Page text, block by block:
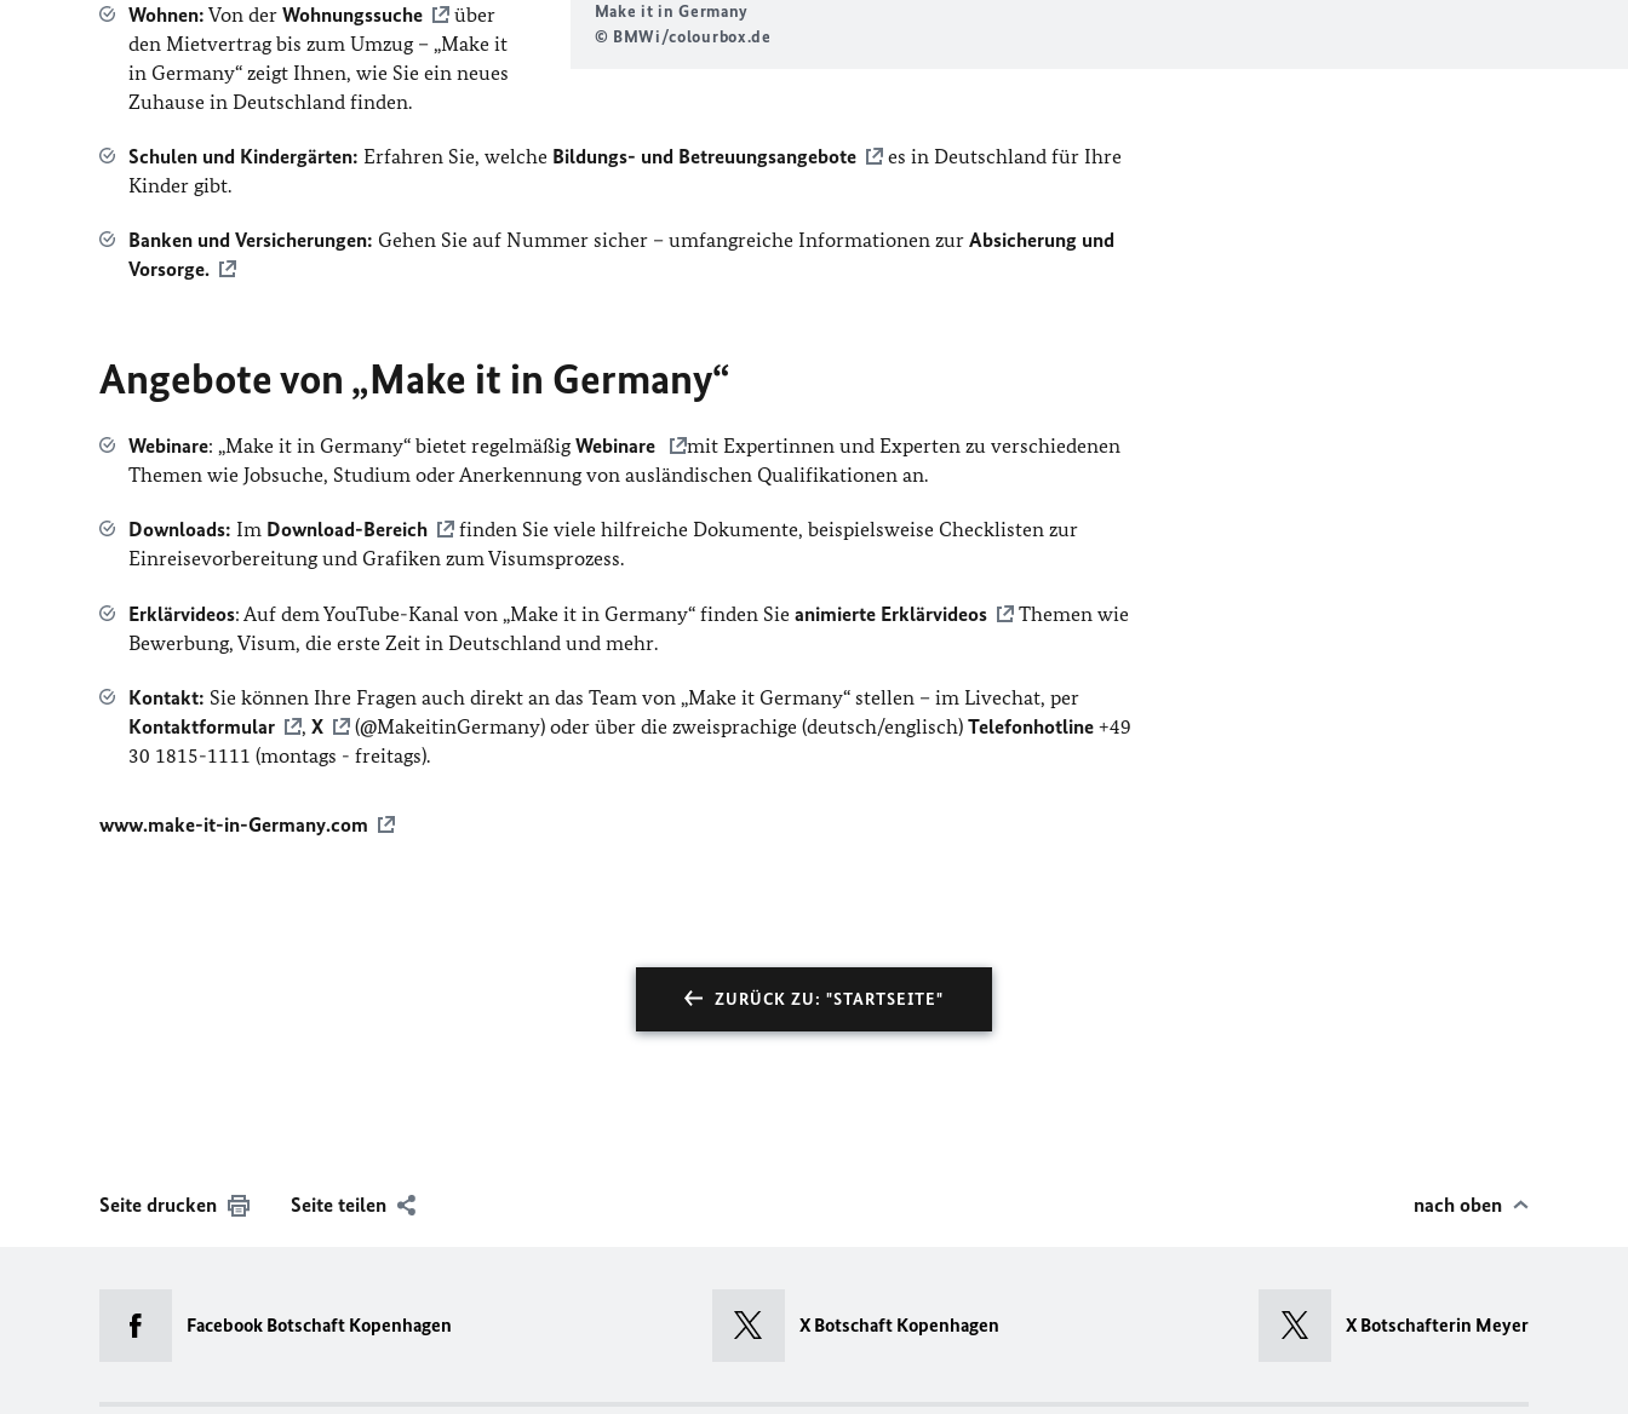
Make it in Germany
© BMWi/colourbox.de
Wohnen: Von derWohnungssuche
über
den Mietvertrag bis zum Umzug – „Make it
in Germany“ zeigt Ihnen, wie Sie ein neues
Zuhause in Deutschland finden.
Schulen und Kindergärten: Erfahren Sie, welche Bildungs- und Betreuungsangebote
es in Deutschland für Ihre
Kinder gibt.
Banken und Versicherungen: Gehen Sie auf Nummer sicher – umfangreiche Informationen zurAbsicherung und
Vorsorge.
Angebote von „Make it in Germany“
Webinare: „Make it in Germany“ bietet regelmäßigWebinare
mit Expertinnen und Experten zu verschiedenen
Themen wie Jobsuche, Studium oder Anerkennung von ausländischen Qualifikationen an.
Downloads: Im Download-Bereich
finden Sie viele hilfreiche Dokumente, beispielsweise Checklisten zur
Einreisevorbereitung und Grafiken zum Visumsprozess.
Erklärvideos: Auf dem YouTube-Kanal von „Make it in Germany“ finden Sieanimierte Erklärvideos
Themen wie
Bewerbung, Visum, die erste Zeit in Deutschland und mehr.
Kontakt: Sie können Ihre Fragen auch direkt an das Team von „Make it Germany“ stellen – im Livechat, per
Kontaktformular
,X (@MakeitinGermany) oder über die zweisprachige (deutsch/englisch)Telefonhotline +49
30 1815-1111 (montags - freitags).
www.make-it-in-Germany.com
ZURÜCK ZU: "STARTSEITE"
Seite drucken Seite teilen nach oben
Facebook Botschaft Kopenhagen X Botschaft Kopenhagen X Botschafterin Meyer